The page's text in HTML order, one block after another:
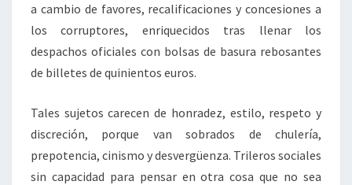
a cambio de favores, recalificaciones y concesiones a
los corruptores, enriquecidos tras llenar los
despachos oficiales con bolsas de basura rebosantes
de billetes de quinientos euros.
Tales sujetos carecen de honradez, estilo, respeto y
discreción, porque van sobrados de chulería,
prepotencia, cinismo y desvergüenza. Trileros sociales
sin capacidad para pensar en otra cosa que no sea